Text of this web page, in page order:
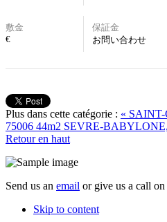
敷金
€
保証金
お問い合わせ
Plus dans cette catégorie : «
75006 44m2 SEVRE-
Retour en haut
Send us an email or give us a call on
Skip to content